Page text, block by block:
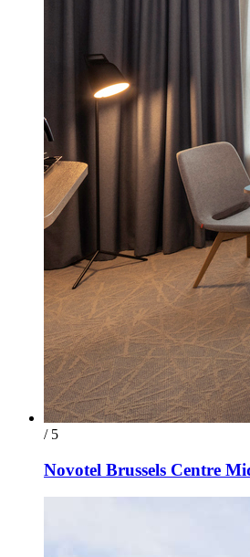
/ 5
Novotel Brussels Centre